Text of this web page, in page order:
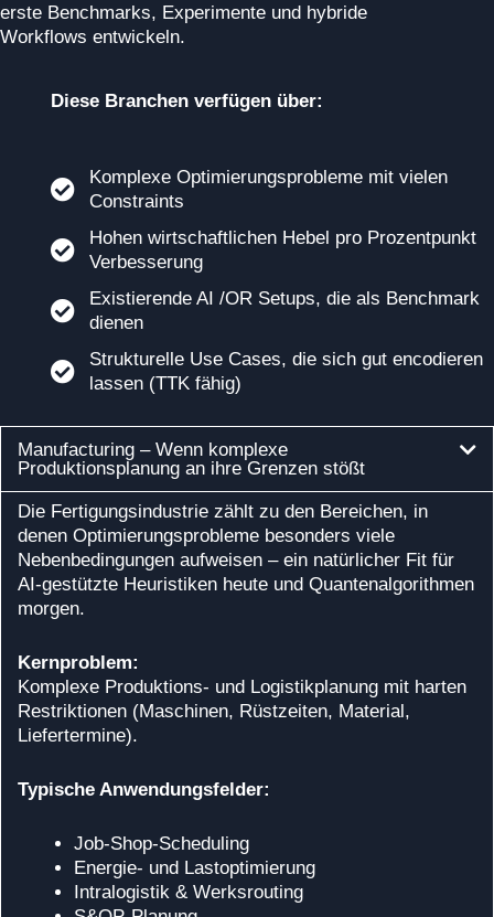
erste Benchmarks, Experimente und hybride
Workflows entwickeln.
Diese Branchen verfügen über:
Komplexe Optimierungsprobleme mit vielen
Constraints
Hohen wirtschaftlichen Hebel pro Prozentpunkt
Verbesserung
Existierende AI /OR Setups, die als Benchmark
dienen
Strukturelle Use Cases, die sich gut encodieren
lassen (TTK fähig)
Manufacturing – Wenn komplexe
Produktionsplanung an ihre Grenzen stößt
Die Fertigungsindustrie zählt zu den Bereichen, in
denen Optimierungsprobleme besonders viele
Nebenbedingungen aufweisen – ein natürlicher Fit für
AI‑gestützte Heuristiken heute und Quantenalgorithmen
morgen.
Kernproblem:
Komplexe Produktions‑ und Logistikplanung mit harten
Restriktionen (Maschinen, Rüstzeiten, Material,
Liefertermine).
Typische Anwendungsfelder:
Job‑Shop‑Scheduling
Energie‑ und Lastoptimierung
Intralogistik & Werksrouting